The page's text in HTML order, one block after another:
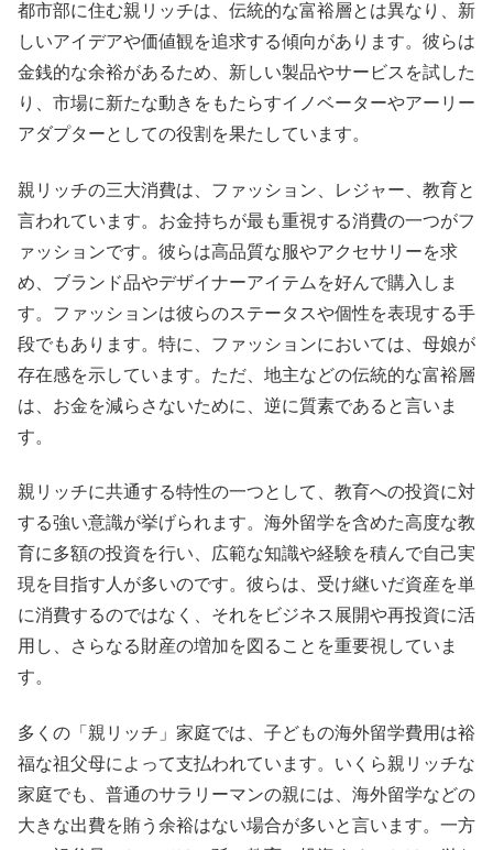
都市部に住む親リッチは、伝統的な富裕層とは異なり、新
しいアイデアや価値観を追求する傾向があります。彼らは
金銭的な余裕があるため、新しい製品やサービスを試した
り、市場に新たな動きをもたらすイノベーターやアーリー
アダプターとしての役割を果たしています。
親リッチの三大消費は、ファッション、レジャー、教育と
言われています。お金持ちが最も重視する消費の一つがフ
ァッションです。彼らは高品質な服やアクセサリーを求
め、ブランド品やデザイナーアイテムを好んで購入しま
す。ファッションは彼らのステータスや個性を表現する手
段でもあります。特に、ファッションにおいては、母娘が
存在感を示しています。ただ、地主などの伝統的な富裕層
は、お金を減らさないために、逆に質素であると言いま
す。
親リッチに共通する特性の一つとして、教育への投資に対
する強い意識が挙げられます。海外留学を含めた高度な教
育に多額の投資を行い、広範な知識や経験を積んで自己実
現を目指す人が多いのです。彼らは、受け継いだ資産を単
に消費するのではなく、それをビジネス展開や再投資に活
用し、さらなる財産の増加を図ることを重要視していま
す。
多くの「親リッチ」家庭では、子どもの海外留学費用は裕
福な祖父母によって支払われています。いくら親リッチな
家庭でも、普通のサラリーマンの親には、海外留学などの
大きな出費を賄う余裕はない場合が多いと言います。一方